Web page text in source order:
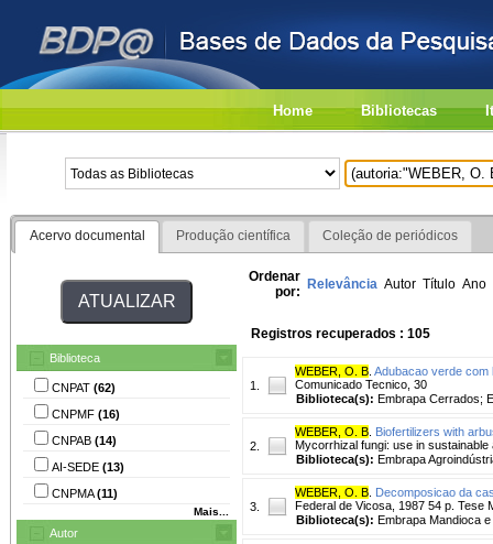
Home Bibliotecas
Acervo documental Produção científica Coleção de periódicos
Biblioteca
CNPAT (62)
CNPMF (16)
CNPAB (14)
AI-SEDE (13)
CNPMA(11)
Mais...
Autor
Ordenar
por: Relevância Autor Título Ano
Registros recuperados : 105
1.
WEBER, O. B Adubacao verde com
Comunicado Tecnico, 30
Biblioteca(s): Embrapa Cerrados;
2.
WEBER, O. B Biofertilizers with
Mycorrhizal fungi: use in
Biblioteca(s): Embrapa
3.
WEBER, O. B Decomposicao da
Federal de Vicosa, 1987 54 p. Tese
Biblioteca(s): Embrapa Mandioca